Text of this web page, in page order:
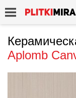
Aplomb